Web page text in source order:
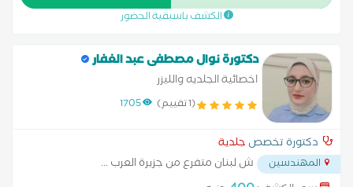
البشرة علاج التجاعيد علاج التصبغات الجلدية علاج التينيا بالليزر علاج
الكَلَف علاج الكيس الدهني علاج النمش علاج سقوط الشعر
للسيدات علاج عين السمكة علاج فطريات الاظافر عمل الغمازات
الكشف باسبقية الحضور
دكتورة نوال مصطفى عبد الغفار
اخصائية الجلديه والليزر
(1 تقييم) 1705
دكتورة تخصص جلدية
المهندسين ش لبنان متفرع من جزيرة العرب...